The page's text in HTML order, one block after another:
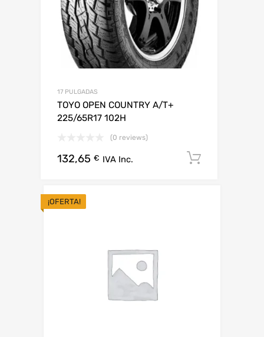
17 PULGADAS
TOYO OPEN COUNTRY A/T+
225/65R17 102H
(0 reviews)
132,65 € IVA Inc.
¡OFERTA!